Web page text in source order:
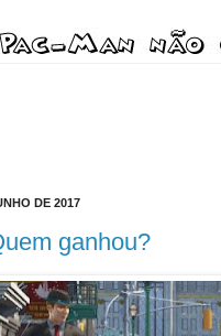
DE 2017
ganhou?